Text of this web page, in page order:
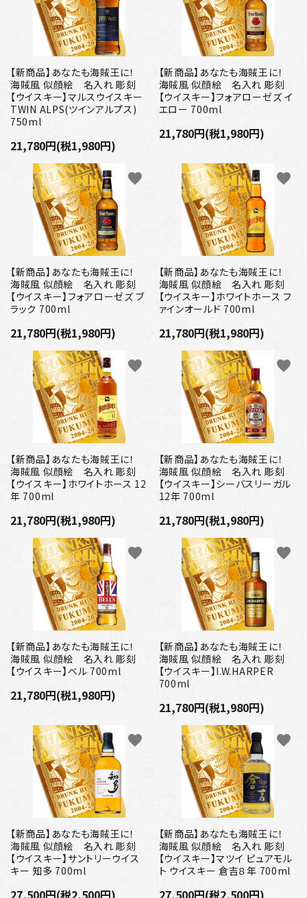
【新商品】あなたも海賊王に！
海賊風 似顔絵 名入れ 彫刻
【ウイスキー】マルスウイスキー
TWIN ALPS(ツインアルプス)
750ml
21,780円(税1,980円)
【新商品】あなたも海賊王に！
海賊風 似顔絵 名入れ 彫刻
【ウイスキー】フォアローゼズ イ
エロー 700ml
21,780円(税1,980円)
【新商品】あなたも海賊王に！
海賊風 似顔絵 名入れ 彫刻
【ウイスキー】フォアローゼズ ブ
ラック 700ml
21,780円(税1,980円)
favorite
【新商品】あなたも海賊王に！
海賊風 似顔絵 名入れ 彫刻
【ウイスキー】ホワイトホース フ
ァインオールド 700ml
21,780円(税1,980円)
favorite
【新商品】あなたも海賊王に！
海賊風 似顔絵 名入れ 彫刻
【ウイスキー】ホワイトホース 12
年 700ml
21,780円(税1,980円)
favorite
【新商品】あなたも海賊王に！
海賊風 似顔絵 名入れ 彫刻
【ウイスキー】シーバスリーガル
12年 700ml
21,780円(税1,980円)
favorite
【新商品】あなたも海賊王に！
海賊風 似顔絵 名入れ 彫刻
【ウイスキー】ベル 700ml
21,780円(税1,980円)
favorite
【新商品】あなたも海賊王に！
海賊風 似顔絵 名入れ 彫刻
【ウイスキー】I.W.HARPER
700ml
21,780円(税1,980円)
favorite
【新商品】あなたも海賊王に！
海賊風 似顔絵 名入れ 彫刻
【ウイスキー】サントリーウイス
キー 知多 700ml
27,500円(税2,500円)
favorite
【新商品】あなたも海賊王に！
海賊風 似顔絵 名入れ 彫刻
【ウイスキー】マツイ ピュアモル
ト ウイスキー 倉吉８年 700ml
27,500円(税2,500円)
favorite